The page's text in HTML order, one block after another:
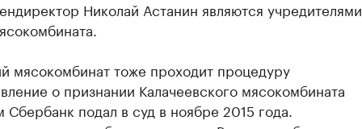
Николай Астанин являются учредителями
мясокомбинат тоже проходит процедуру
о признании Калачеевского мясокомбината
Сбербанк подал в суд в ноябре 2015 года.